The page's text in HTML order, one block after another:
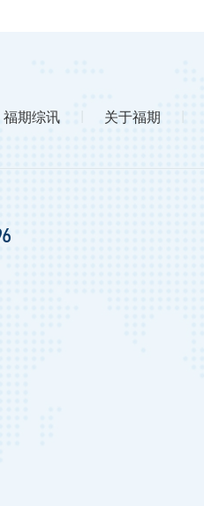
福期综讯 关于福期